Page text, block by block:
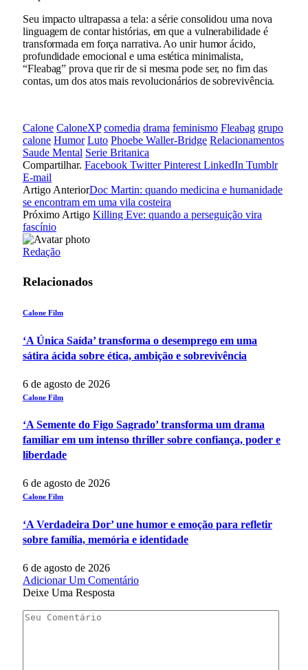
Seu impacto ultrapassa a tela: a série consolidou uma nova
linguagem de contar histórias, em que a vulnerabilidade é
transformada em força narrativa. Ao unir humor ácido,
profundidade emocional e uma estética minimalista,
“Fleabag” prova que rir de si mesma pode ser, no fim das
contas, um dos atos mais revolucionários de sobrevivência.
Calone CaloneXP comedia drama feminismo Fleabag grupo
calone Humor Luto Phoebe Waller-Bridge Relacionamentos
Saude Mental Serie Britanica
Compartilhar. Facebook Twitter Pinterest LinkedIn Tumblr
E-mail
Artigo AnteriorDoc Martin: quando medicina e humanidade
se encontram em uma vila costeira
Próximo Artigo Killing Eve: quando a perseguição vira
fascínio
Redação
Relacionados
Calone Film
‘A Única Saída’ transforma o desemprego em uma
sátira ácida sobre ética, ambição e sobrevivência
6 de agosto de 2026
Calone Film
‘A Semente do Figo Sagrado’ transforma um drama
familiar em um intenso thriller sobre confiança, poder e
liberdade
6 de agosto de 2026
Calone Film
‘A Verdadeira Dor’ une humor e emoção para refletir
sobre família, memória e identidade
6 de agosto de 2026
Adicionar Um Comentário
Deixe Uma Resposta